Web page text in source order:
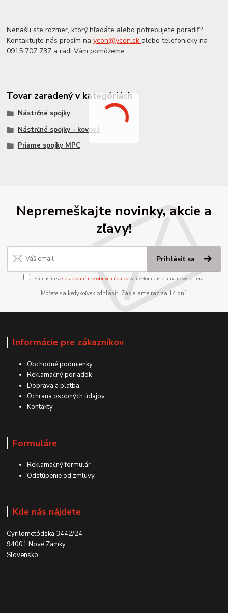
Nenašli ste rozmer, ktorý hľadáte alebo potrebujete poradiť?
Kontaktujte nás prosím naycon@ycon.sk alebo telefonicky na
0915 707 737 a radi Vám pomôžeme.
Tovar zaradený v kategóriách
Nástrčné spojky
Nástrčné spojky - kovové
Priame spojky MPC
Nepremeškajte novinky, akcie a
zľavy!
Prihlásiť sa
Súhlasím sospracovaním osobných údajov za účelom zasielania newslettera.
Môžete sa kedykoľvek odhlásiť. Zasielame raz za 14 dní.
Informácie pre zákazníkov
Obchodné podmienky
Reklamačný poriadok
Doprava a platba
Ochrana osobných údajov
Kontakty
Formuláre
Reklamačný formulár
Odstúpenie od zmluvy
Kde nás nájdete
Cyrilometódska 3442/24
94001 Nové Zámky
Slovensko